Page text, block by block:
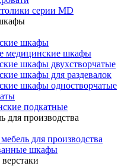
серии MD
шкафы
медицинские шкафы
шкафы двухстворчатые
шкафы для раздевалок
шкафы одностворчатые
подкатные
для производства
для производства
шкафы